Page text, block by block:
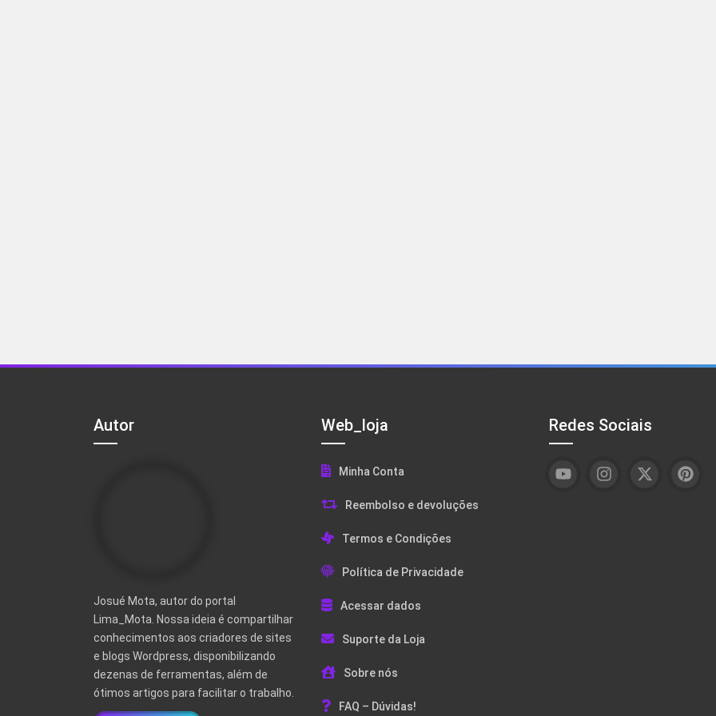
Autor
Josué Mota, autor do portal
Lima_Mota. Nossa ideia é compartilhar
conhecimentos aos criadores de sites
e blogs Wordpress, disponibilizando
dezenas de ferramentas, além de
ótimos artigos para facilitar o trabalho.
Web_loja
Minha Conta
Reembolso e devoluções
Termos e Condições
Política de Privacidade
Acessar dados
Suporte da Loja
Sobre nós
FAQ – Dúvidas!
Redes Sociais